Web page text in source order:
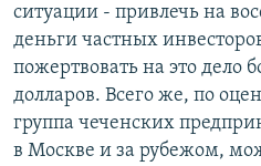
ситуации - привлечь на
деньги частных
пожертвовать на это дело
долларов. Всего же, по
группа чеченских
в Москве и за рубежом,